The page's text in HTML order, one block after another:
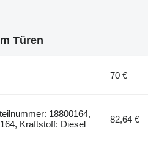
Türen
70 €
18800164,
Kraftstoff: Diesel
82,64 €